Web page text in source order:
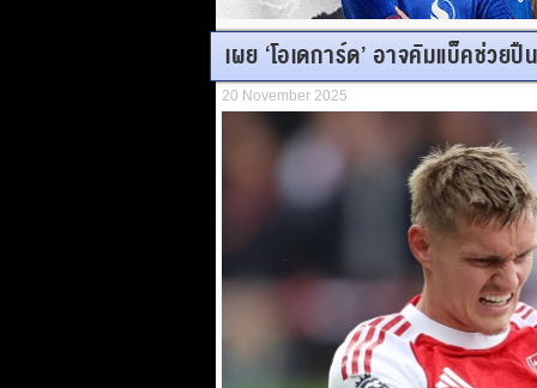
เผย ‘โอเดการ์ด’ อาจคัมแบ็คช่วยปื
20 November 2025